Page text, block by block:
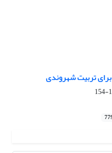
تربیت شهروندی